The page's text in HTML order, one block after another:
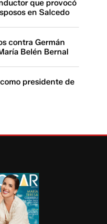
que provocó
en Salcedo
contra Germán
Belén Bernal
presidente de